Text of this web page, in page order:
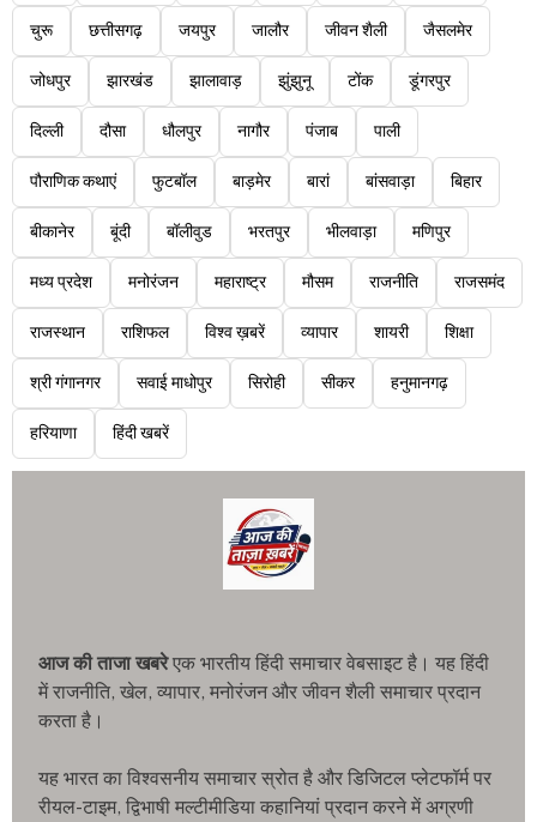
चुरू छत्तीसगढ़ जयपुर जालौर जीवन शैली जैसलमेर
जोधपुर झारखंड झालावाड़ झुंझुनू टोंक डूंगरपुर
दिल्ली दौसा धौलपुर नागौर पंजाब पाली
पौराणिक कथाएं फुटबॉल बाड़मेर बारां बांसवाड़ा बिहार
बीकानेर बूंदी बॉलीवुड भरतपुर भीलवाड़ा मणिपुर
मध्य प्रदेश मनोरंजन महाराष्ट्र मौसम राजनीति राजसमंद
राजस्थान राशिफल विश्व ख़बरें व्यापार शायरी शिक्षा
श्री गंगानगर सवाई माधोपुर सिरोही सीकर हनुमानगढ़
हरियाणा हिंदी खबरें
आज की ताजा खबरेएक भारतीय हिंदी समाचार वेबसाइट है। यह हिंदी
में राजनीति, खेल, व्यापार, मनोरंजन और जीवन शैली समाचार प्रदान
करता है।
यह भारत का विश्वसनीय समाचार स्रोत है और डिजिटल प्लेटफॉर्म पर
रीयल-टाइम, द्विभाषी मल्टीमीडिया कहानियां प्रदान करने में अग्रणी